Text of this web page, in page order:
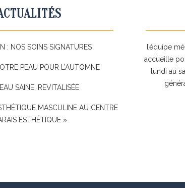
: NOS SOINS SIGNATURES
PEAU POUR L’AUTOMNE
SAINE, REVITALISÉE
MASCULINE AU CENTRE
ESTHÉTIQUE »
l’équipe
accueille
lundi au